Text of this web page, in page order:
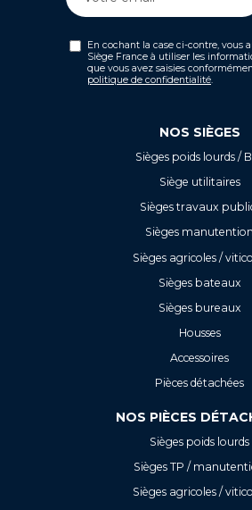
En cochant la case ci-contre, vous
Siège France à utiliser les
que vous avez saisies
politique de confidentialité.
NOS SIÈGES
Sièges poids lourds /
Siège utilitaires
Sièges travaux
Sièges manutention
Sièges agricoles /
Sièges bateaux
Sièges bureaux
Housses
Accessoires
Pièces détachées
NOS PIÈCES
Sièges poids lourds
Sièges TP /
Sièges agricoles /